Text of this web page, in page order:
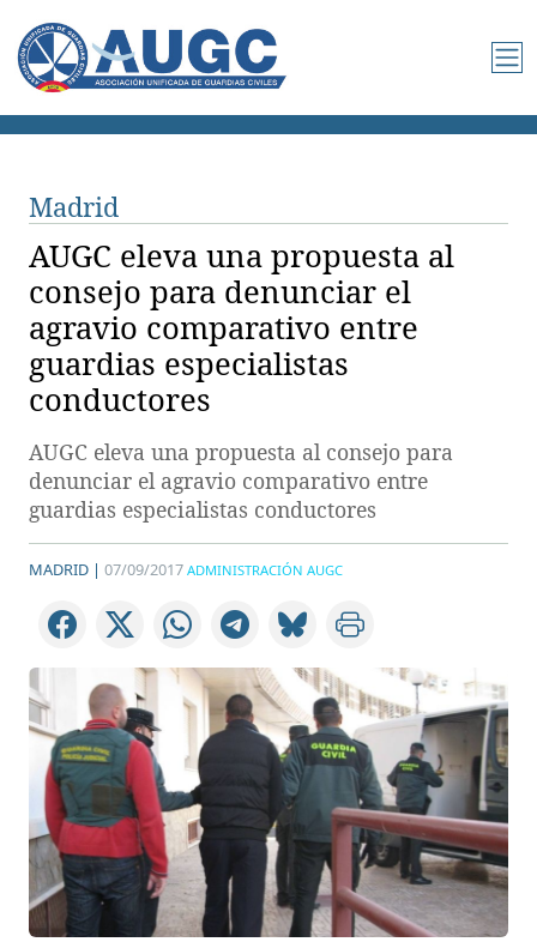
Madrid
AUGC eleva una propuesta al
consejo para denunciar el
agravio comparativo entre
guardias especialistas
conductores
AUGC eleva una propuesta al consejo para
denunciar el agravio comparativo entre
guardias especialistas conductores
MADRID | 07/09/2017 ADMINISTRACIÓN AUGC